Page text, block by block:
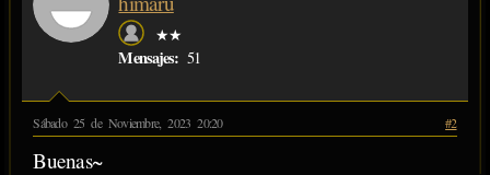
★★
Mensajes: 51
Sábado 25 de Noviembre, 2023 20:20 #2
Buenas~